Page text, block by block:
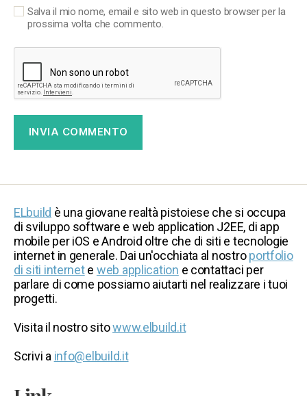
Salva il mio nome, email e sito web in questo browser per la
prossima volta che commento.
ELbuild è una giovane realtà pistoiese che si occupa
di sviluppo software e web application J2EE, di app
mobile per iOS e Android oltre che di siti e tecnologie
internet in generale. Dai un'occhiata al nostroportfolio
di siti internete web application e contattaci per
parlare di come possiamo aiutarti nel realizzare i tuoi
progetti.
Visita il nostro sitowww.elbuild.it
Scrivi a info@elbuild.it